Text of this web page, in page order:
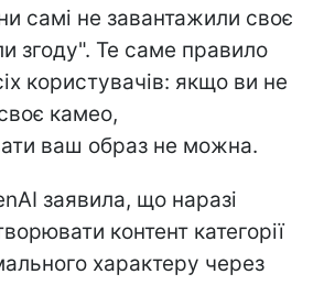
самі не завантажили своє
згоду". Те саме правило
користувачів: якщо ви не
камео,
ваш образ не можна.
заявила, що наразі
контент категорії
характеру через